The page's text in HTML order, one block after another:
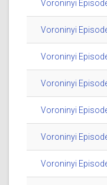
Voroninyi
Voroninyi
Voroninyi
Voroninyi
Voroninyi
Voroninyi
Voroninyi